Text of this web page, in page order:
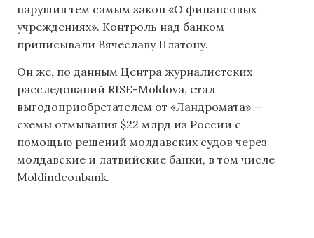
нарушив тем самым закон «О финансовых
учреждениях». Контроль над банком
приписывали Вячеславу Платону.
Он же, по данным Центра журналистских
расследований RISE-Moldova, стал
выгодоприобретателем от «Ландромата» —
схемы отмывания $22 млрд из России с
помощью решений молдавских судов через
молдавские и латвийские банки, в том числе
Moldindconbank.